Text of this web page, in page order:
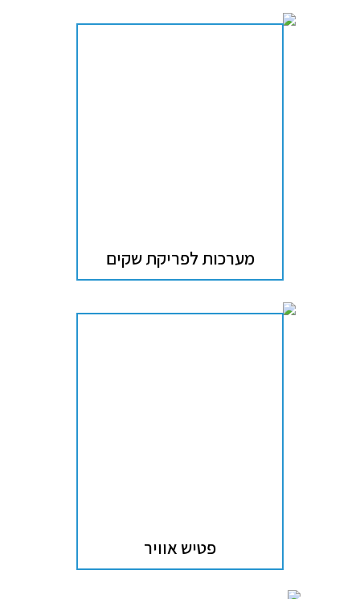
מערכות לפריקת שקים
פטיש אוויר